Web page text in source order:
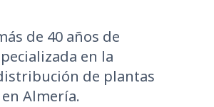
de 40 años de
en la
de plantas
Almería.